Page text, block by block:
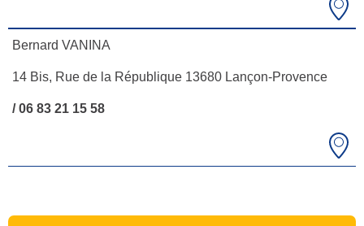
Bernard VANINA
14 Bis, Rue de la République 13680 Lançon-Provence
/ 06 83 21 15 58
Réunion publique : travaux et redynamisation du village